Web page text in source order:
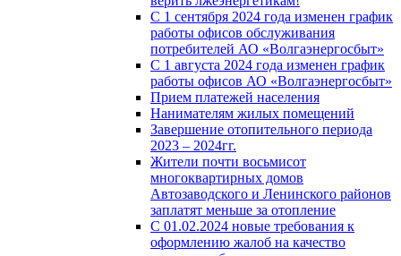
С 1 сентября 2024 года изменен график
работы офисов обслуживания
потребителей АО «Волгаэнергосбыт»
С 1 августа 2024 года изменен график
работы офисов АО «Волгаэнергосбыт»
Прием платежей населения
Нанимателям жилых помещений
Завершение отопительного периода
2023 – 2024гг.
Жители почти восьмисот
многоквартирных домов
Автозаводского и Ленинского районов
заплатят меньше за отопление
С 01.02.2024 новые требования к
оформлению жалоб на качество